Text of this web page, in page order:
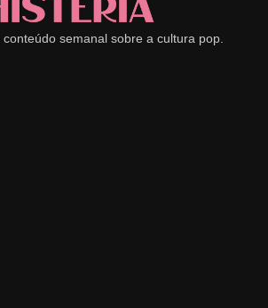
semanal sobre a cultura pop.